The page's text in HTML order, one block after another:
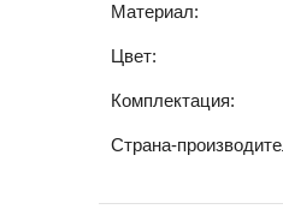
Материал:
Цвет:
Комплектация:
Страна-